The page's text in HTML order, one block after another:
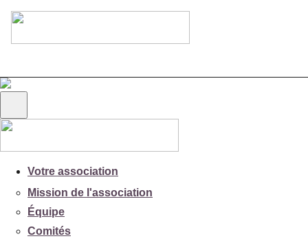
Votre association
Mission de l'association
Équipe
Comités